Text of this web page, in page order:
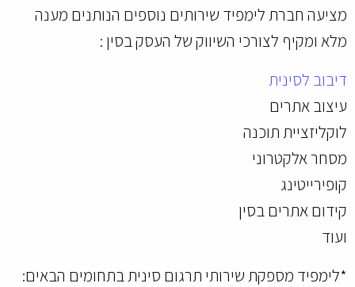
מציעה חברת לימפיד שירותים נוספים הנותנים מענה
מלא ומקיף לצורכי השיווק של העסק בסין :
דיבוב לסינית
עיצוב אתרים
לוקליזציית תוכנה
מסחר אלקטרוני
קופירייטינג
קידום אתרים בסין
ועוד
*לימפיד מספקת שירותי תרגום סינית בתחומים הבאים: